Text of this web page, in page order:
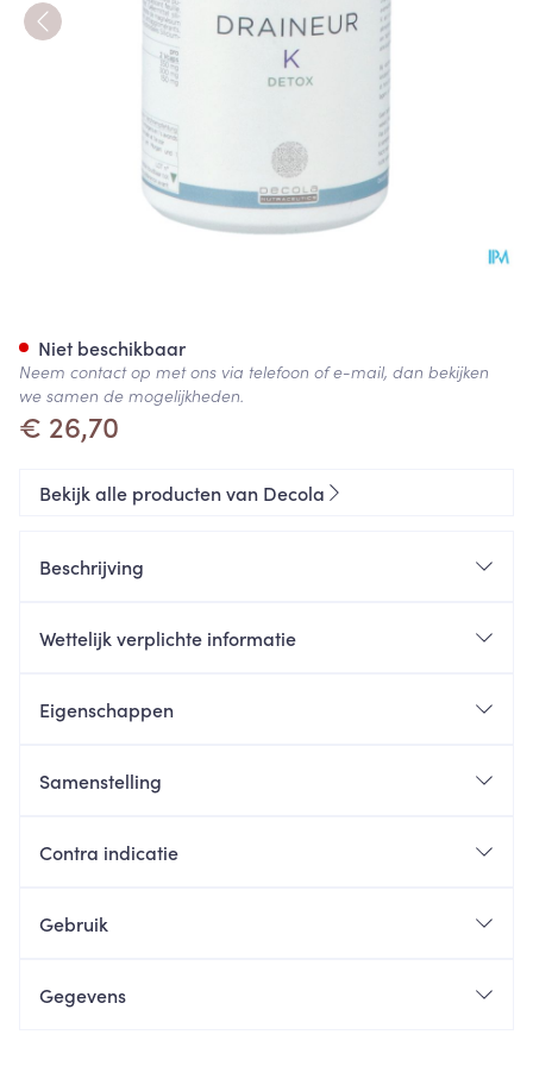
€ 26,70
Niet beschikbaar
Neem contact op met ons via telefoon of e-mail, dan bekijken
we samen de mogelijkheden.
Bekijk alle producten van Decola
Beschrijving
Wettelijk verplichte informatie
Eigenschappen
Samenstelling
Contra indicatie
Gebruik
Gegevens